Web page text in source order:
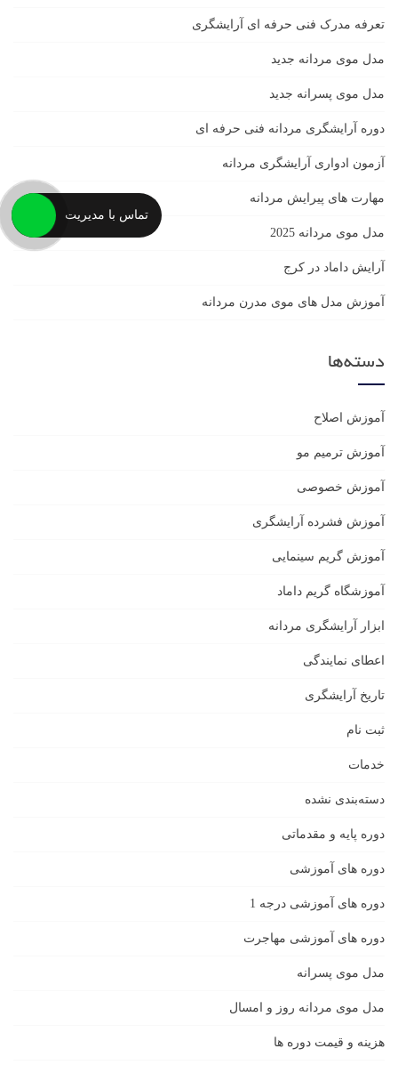
تعرفه مدرک فنی حرفه ای آرایشگری
مدل موی مردانه جدید
مدل موی پسرانه جدید
دوره آرایشگری مردانه فنی حرفه ای
آزمون ادواری آرایشگری مردانه
مهارت های پیرایش مردانه
مدل موی مردانه 2025
آرایش داماد در کرج
آموزش مدل های موی مدرن مردانه
دسته‌ها
آموزش اصلاح
آموزش ترمیم مو
آموزش خصوصی
آموزش فشرده آرایشگری
آموزش گریم سینمایی
آموزشگاه گریم داماد
ابزار آرایشگری مردانه
اعطای نمایندگی
تاریخ آرایشگری
ثبت نام
خدمات
دسته‌بندی نشده
دوره پایه و مقدماتی
دوره های آموزشی
دوره های آموزشی درجه 1
دوره های آموزشی مهاجرت
مدل موی پسرانه
مدل موی مردانه روز و امسال
هزینه و قیمت دوره ها
تماس با مدیریت